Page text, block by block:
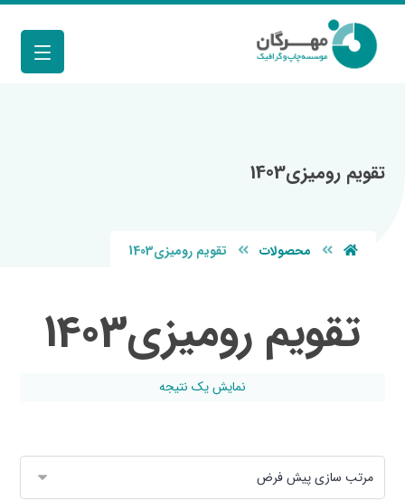
تقویم رومیزی1403
محصولات تقویم رومیزی1403
تقویم رومیزی1403
نمایش یک نتیجه